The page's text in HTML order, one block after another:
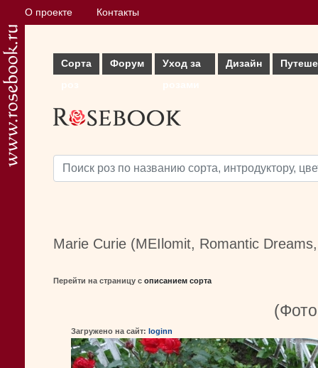
О проекте Контакты
Сорта
Форум
Уход за
Дизайн
Marie Curie (MEIlomit, Romantic
Перейти на страницу с описанием сорта
Загружено на сайт: loginn